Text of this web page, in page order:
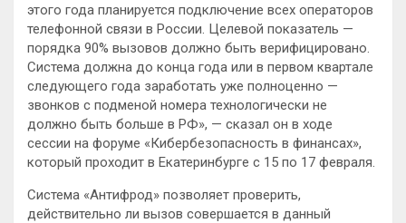
этого года планируется подключение всех операторов
телефонной связи в России. Целевой показатель —
порядка 90% вызовов должно быть верифицировано.
Система должна до конца года или в первом квартале
следующего года заработать уже полноценно —
звонков с подменой номера технологически не
должно быть больше в РФ», — сказал он в ходе
сессии на форуме «Кибербезопасность в финансах»,
который проходит в Екатеринбурге с 15 по 17 февраля.
Система «Антифрод» позволяет проверить,
действительно ли вызов совершается в данный